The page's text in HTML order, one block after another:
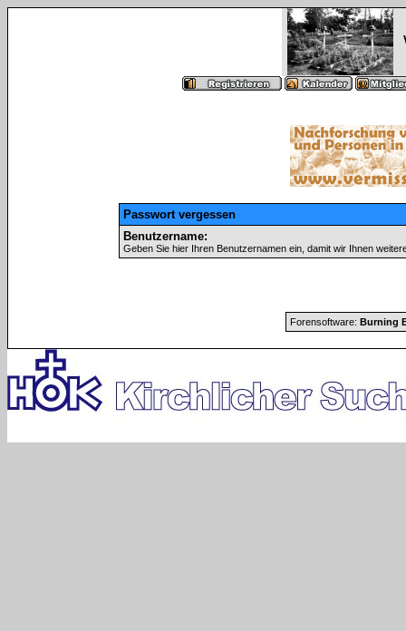
Passwort vergessen
Benutzername:
Geben Sie hier Ihren Benutzernamen ein, damit wir Ihnen
Forensoftware: Burning